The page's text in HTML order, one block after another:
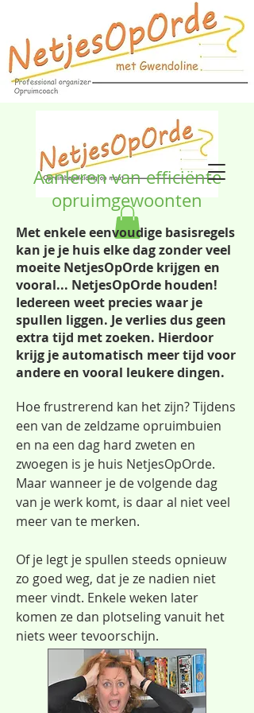
Aanleren van efficiënte
opruimgewoonten
Met enkele eenvoudige basisregels
kan je je huis elke dag zonder veel
moeite NetjesOpOrde krijgen en
vooral... NetjesOpOrde houden!
Iedereen weet precies waar je
spullen liggen. Je verlies dus geen
extra tijd met zoeken. Hierdoor
krijg je automatisch meer tijd voor
andere en vooral leukere dingen.
Hoe frustrerend kan het zijn? Tijdens
een van de zeldzame opruimbuien
en na een dag hard zweten en
zwoegen is je huis NetjesOpOrde.
Maar wanneer je de volgende dag
van je werk komt, is daar al niet veel
meer van te merken.
Of je legt je spullen steeds opnieuw
zo goed weg, dat je ze nadien niet
meer vindt. Enkele weken later
komen ze dan plotseling vanuit het
niets weer tevoorschijn.